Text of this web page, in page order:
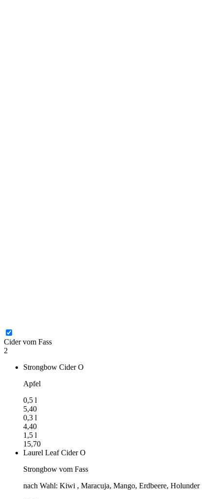
Cider vom Fass
2
Strongbow CiderO
Apfel
0,5 l
5,40
0,3 l
4,40
1,5 l
15,70
Laurel Leaf CiderO
Strongbow vom Fass
nach Wahl: Kiwi , Maracuja, Mango, Erdbeere, Holunder